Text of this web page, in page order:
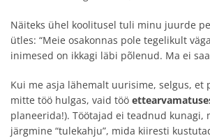
Näiteks ühel koolitusel tuli minu juurde
ütles: “Meie osakonnas pole tegelikult
inimesed on ikkagi läbi põlenud. Ma ei
Kui me asja lähemalt uurisime, selgus, et
mitte töö hulgas, vaid töö
planeerida!). Töötajad ei teadnud kunagi,
järgmine “tulekahju”, mida kiiresti